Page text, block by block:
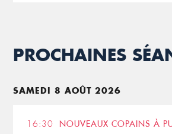
PROCHAINES
SAMEDI 8 AOÛT 2026
16:30 NOUVEAUX COPAINS À